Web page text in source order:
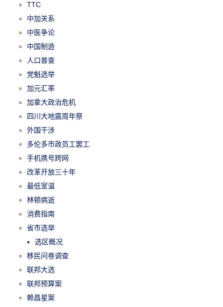
TTC
中加关系
中医争论
中国制造
人口普查
党魁选举
加元汇率
加拿大政治危机
四川大地震周年祭
外国干涉
多伦多市政员工罢工
手机携号跨网
改革开放三十年
最低室温
林顿病逝
消费指南
省市选举
选区概况
移民问卷调查
联邦大选
联邦预算案
赖昌星案